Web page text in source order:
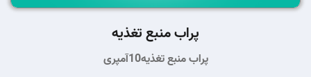
پراب منبع تغذیه
پراب منبع تغذیه10آمپری